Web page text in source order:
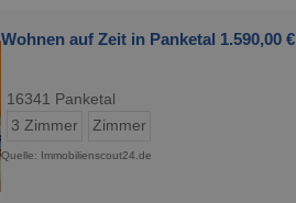
Wohnen auf Zeit in Panketal 1.590,00 €
16341 Panketal
3 Zimmer
Zimmer
Quelle: Immobilienscout24.de